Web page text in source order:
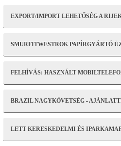
EXPORT/IMPORT LEHETŐSÉG A
SMURFITWESTROK PAPÍRGYÁRTÓ
FELHÍVÁS: HASZNÁLT
BRAZIL NAGYKÖVETSÉG -
LETT KERESKEDELMI ÉS